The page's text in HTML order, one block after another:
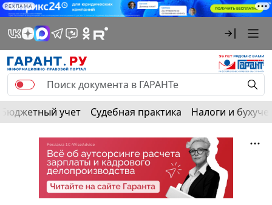
РЕКЛАМА
Бюджетный учет Судебная практика Налоги и